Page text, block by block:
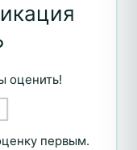
оценить!
первым.